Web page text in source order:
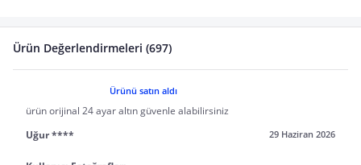
Ürün Değerlendirmeleri (697)
Ürünü satın aldı
ürün orijinal 24 ayar altın güvenle alabilirsiniz
Uğur ****
29 Haziran 2026